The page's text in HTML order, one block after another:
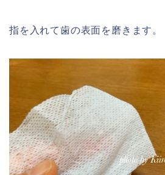
指を入れて歯の表面を磨きます。